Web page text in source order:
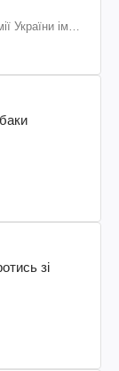
України ім.
зі